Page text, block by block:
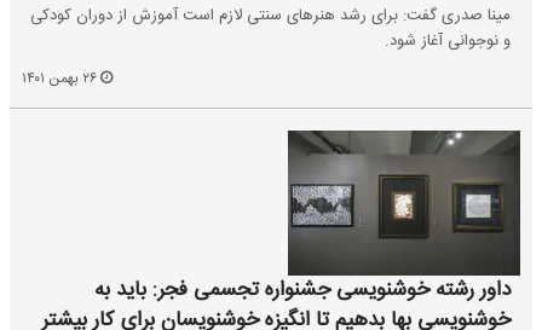
مینا صدری گفت: برای رشد هنرهای سنتی لازم است آموزش از دوران کودکی
و نوجوانی آغاز شود.
داور رشته خوشنویسی جشنواره تجسمی فجر: باید به
خوشنویسی بها بدهیم تا انگیزه خوشنویسان برای کار بیشتر